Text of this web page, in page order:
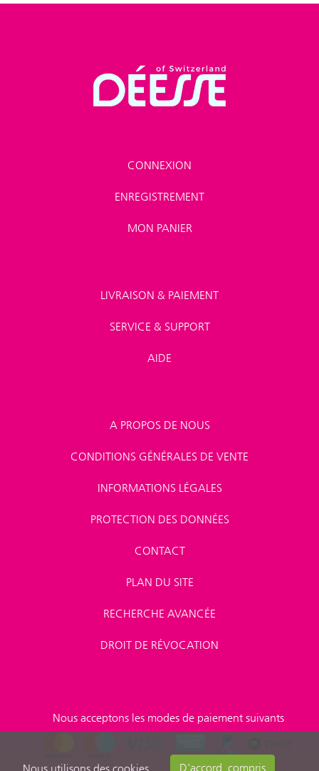
CONNEXION
ENREGISTREMENT
MON PANIER
LIVRAISON & PAIEMENT
SERVICE & SUPPORT
AIDE
A PROPOS DE NOUS
CONDITIONS GÉNÉRALES DE VENTE
INFORMATIONS LÉGALES
PROTECTION DES DONNÉES
CONTACT
PLAN DU SITE
RECHERCHE AVANCÉE
DROIT DE RÉVOCATION
Nous acceptons les modes de paiement suivants
D'accord, compris